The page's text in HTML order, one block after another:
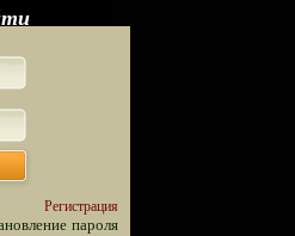
Регистрация
пароля